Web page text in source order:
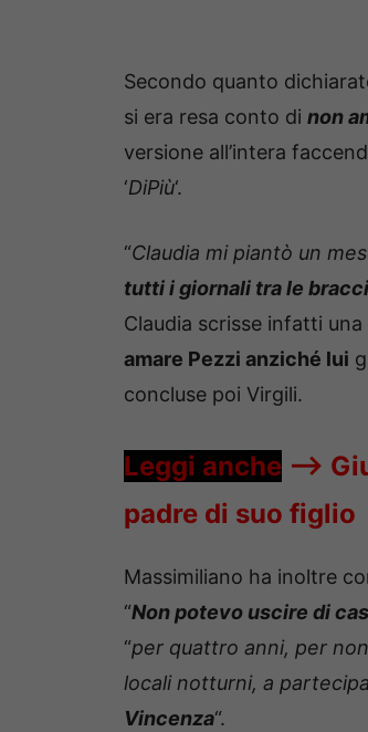
Secondo quanto
si era resa conto di non
versione all’intera
‘DiPiù‘.
“Claudia mi piantò un
tutti i giornali tra le
Claudia scrisse infatti
amare Pezzi anziché lui
concluse poi Virgili.
Leggi anche —->
padre di suo figlio
Massimiliano ha inoltre
“Non potevo uscire di
“per quattro anni, per
locali notturni, a
Vincenza“.